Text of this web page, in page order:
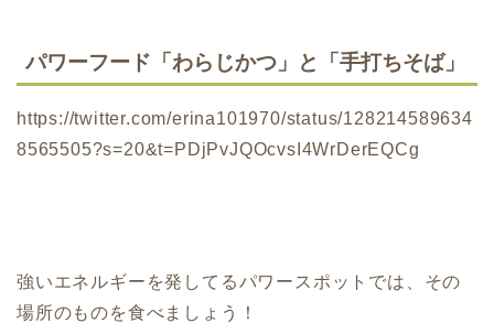
パワーフード「わらじかつ」と「手打ちそば」
https://twitter.com/erina101970/status/128214589634
8565505?s=20&t=PDjPvJQOcvsI4WrDerEQCg
強いエネルギーを発してるパワースポットでは、その
場所のものを食べましょう！